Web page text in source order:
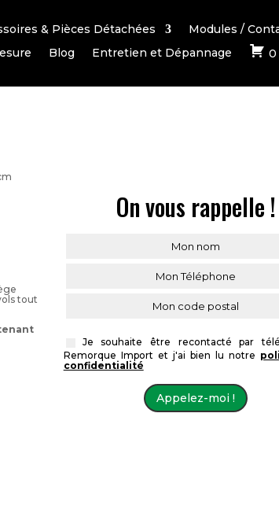
& Pièces Détachées Modules /
Blog Entretien et Dépannage 0
tout
On vous rappelle !
Je souhaite être recontacté par
Remorque Import et j'ai bien lu notre
confidentialité
Appelez-moi !